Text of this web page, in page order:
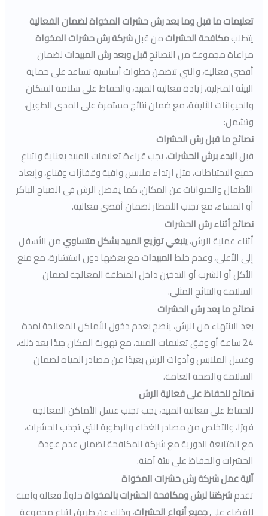
تعليمات ما قبل وما بعد رش حشرات المخواة لضمان الفعالية
يتطلبمكافحة الحشراتمن قبلشركة رش حشرات المخواة
مراعاة مجموعة من النصائحقبل وبعد رش المبيداتلضمان
أقصى فعالية، والتي تتضمن خطوات أساسية تساعد على حماية
البيئة المنزلية، زيادة فعالية المبيد، والحفاظ على سلامة السكان
والحيوانات الأليفة، مع ضمان نتائج مستمرة على المدى الطويل،
وتشمل:
نصائح ما قبل رش الحشرات
قبلالبدء برش الحشرات، يجب قراءة تعليمات المبيد بعناية واتباع
جميع الاحتياطات، مثل ارتداء ملابس واقية وقفازات وقناع، وإبعاد
الأطفال والحيوانات عن المكان، كما يفضل الرش في الصباح الباكر
أو المساء، مع تجنب الأمطار لضمان أقصى فعالية.
نصائح أثناء رش الحشرات
أثناء عملية الرش،ينبغي توزيع المبيد بشكل متساويمن الأسفل
إلى الأعلى، وعدم خلطالمبيداتمع بعضها دون استشارة، مع منع
الأكل أو الشرب أو التدخين داخل المنطقة المعالجة لضمان
السلامة والنتائج المثلى.
نصائح ما بعد رش الحشرات
بعد الانتهاء من الرش، ينصح بعدم دخول الأماكن المعالجة لمدة
24 ساعة أو وفق تعليمات المبيد، مع تهوية المكان جيدًا بعد ذلك،
وغسل الملابس وأدوات الرش بعيدًا عن مصادر المياه لضمان
السلامة والصحة العامة.
نصائح للحفاظ على فعالية الرش
للحفاظ على فعالية المبيد، يجب تجنب غسل الأماكن المعالجة
فورًا، والتخلص من مصادر الغذاء والرطوبة التي تجذب الحشرات،
مع المتابعة الدورية مع شركة المكافحة لضمان عدم عودة
الحشرات والحفاظ على بيئة آمنة.
آلية عمل شركة رش حشرات المخواة
تقدمشركتنا لرش ومكافحة الحشرات بالمخواةحلولاً فعالة وآمنة
للقضاء علىجميع أنواع الحشرات، وذلك عن طريق اتباع مجموعة